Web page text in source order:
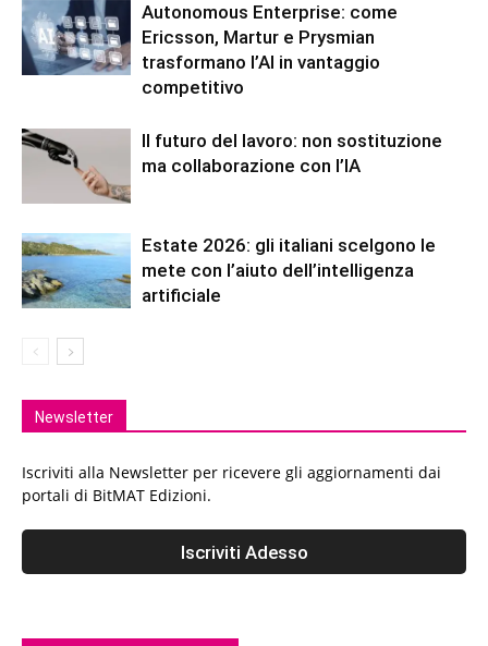
Autonomous Enterprise: come
Ericsson, Martur e Prysmian
trasformano l’AI in vantaggio
competitivo
Il futuro del lavoro: non sostituzione
ma collaborazione con l’IA
Estate 2026: gli italiani scelgono le
mete con l’aiuto dell’intelligenza
artificiale
Newsletter
Iscriviti alla Newsletter per ricevere gli aggiornamenti dai
portali di BitMAT Edizioni.